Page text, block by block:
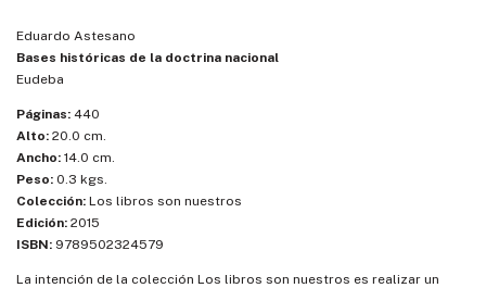
Eduardo Astesano
Bases históricas de la doctrina nacional
Eudeba
Páginas: 440
Alto: 20.0 cm.
Ancho: 14.0 cm.
Peso: 0.3 kgs.
Colección: Los libros son nuestros
Edición: 2015
ISBN: 9789502324579
La intención de la colección Los libros son nuestros es realizar un